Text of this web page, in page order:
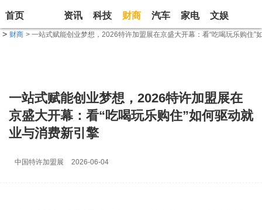
首页 资讯 科技 财商 汽车 家电 文娱
> 财商 > 一站式赋能创业梦想，2026特许加盟展在京盛大开幕：看“吃喝玩乐购住”
一站式赋能创业梦想，2026特许加盟展在
京盛大开幕：看“吃喝玩乐购住”如何驱动就
业与消费新引擎
中国特许加盟展 2026-06-04